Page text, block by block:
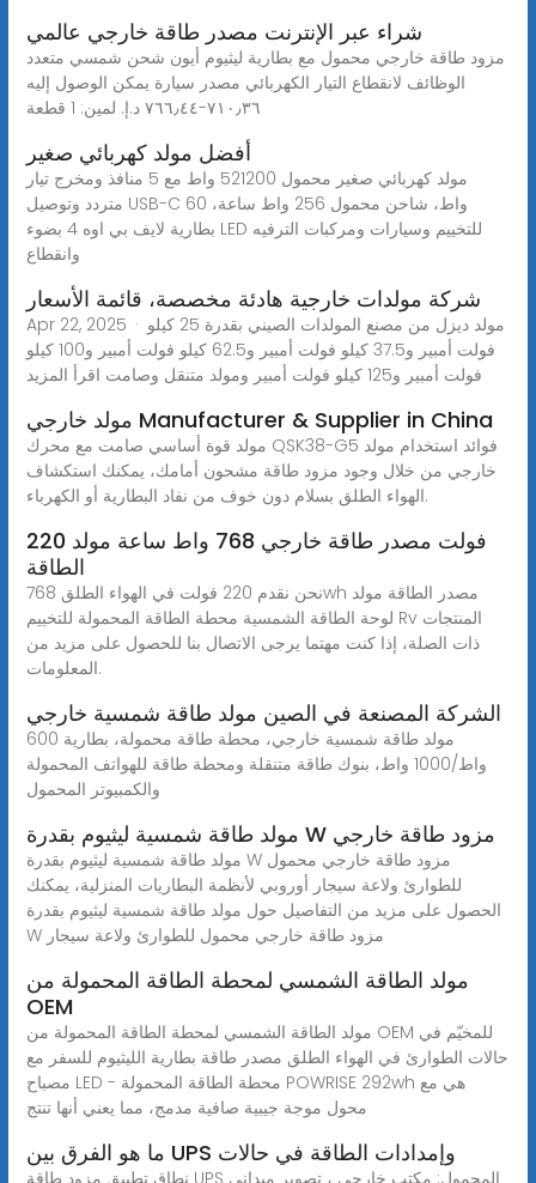
شراء عبر الإنترنت مصدر طاقة خارجي عالمي
مزود طاقة خارجي محمول مع بطارية ليثيوم أيون شحن شمسي متعدد
الوظائف لانقطاع التيار الكهربائي مصدر سيارة يمكن الوصول إليه
٧١٠٫٣٦-‏٧٦٦٫٤٤ د.إ.‏ لمين: 1 قطعة
أفضل مولد كهربائي صغير
مولد كهربائي صغير محمول 521200 واط مع 5 منافذ ومخرج تيار
متردد وتوصيل USB-C 60 واط، شاحن محمول 256 واط ساعة،
بطارية لايف بي اوه 4 بضوء LED للتخييم وسيارات ومركبات الترفيه
وانقطاع
شركة مولدات خارجية هادئة مخصصة، قائمة الأسعار
Apr 22, 2025 · مولد ديزل من مصنع المولدات الصيني بقدرة 25 كيلو
فولت أمبير و37.5 كيلو فولت أمبير و62.5 كيلو فولت أمبير و100 كيلو
فولت أمبير و125 كيلو فولت أمبير ومولد متنقل وصامت اقرأ المزيد
مولد خارجي Manufacturer & Supplier in China
مولد قوة أساسي صامت مع محرك QSK38-G5 فوائد استخدام مولد
خارجي من خلال وجود مزود طاقة مشحون أمامك، يمكنك استكشاف
الهواء الطلق بسلام دون خوف من نفاد البطارية أو الكهرباء.
220 فولت مصدر طاقة خارجي 768 واط ساعة مولد
الطاقة
نحن نقدم 220 فولت في الهواء الطلق 768wh مصدر الطاقة مولد
لوحة الطاقة الشمسية محطة الطاقة المحمولة للتخييم Rv المنتجات
ذات الصلة، إذا كنت مهتما يرجى الاتصال بنا للحصول على مزيد من
المعلومات.
الشركة المصنعة في الصين مولد طاقة شمسية خارجي
مولد طاقة شمسية خارجي، محطة طاقة محمولة، بطارية 600
واط/1000 واط، بنوك طاقة متنقلة ومحطة طاقة للهواتف المحمولة
والكمبيوتر المحمول
مولد طاقة شمسية ليثيوم بقدرة W مزود طاقة خارجي
مولد طاقة شمسية ليثيوم بقدرة W مزود طاقة خارجي محمول
للطوارئ ولاعة سيجار أوروبي لأنظمة البطاريات المنزلية، يمكنك
الحصول على مزيد من التفاصيل حول مولد طاقة شمسية ليثيوم بقدرة
W مزود طاقة خارجي محمول للطوارئ ولاعة سيجار
مولد الطاقة الشمسي لمحطة الطاقة المحمولة من
OEM
مولد الطاقة الشمسي لمحطة الطاقة المحمولة من OEM للمخيّم في
حالات الطوارئ في الهواء الطلق مصدر طاقة بطارية الليثيوم للسفر مع
مصباح LED - محطة الطاقة المحمولة POWRISE 292wh هي مع
محول موجة جيبية صافية مدمج، مما يعني أنها تنتج
ما هو الفرق بين UPS وإمدادات الطاقة في حالات
نطاق تطبيق مزود طاقة UPS المحمول: مكتب خارجي ، تصوير ميداني